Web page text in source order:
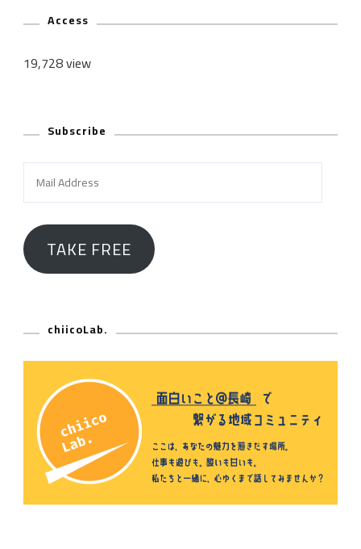
Access
19,728 view
Subscribe
Mail
Address
TAKE FREE
chiicoLab.